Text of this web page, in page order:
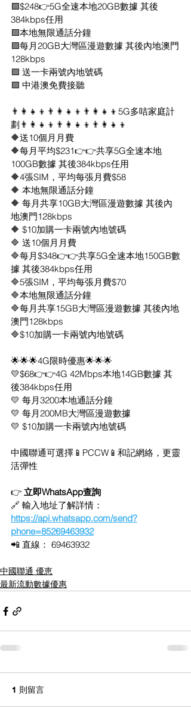
🟩$248👉5G全速本地20GB數據 其後
384kbps任用
🟩本地無限通話分鐘
🟩每月20GB大灣區漫遊數據 其後內地澳門
128kbps
🟩 送一卡兩號內地號碼
🟩 中港澳免費接聽
👨‍👩‍👧‍👦👨‍👩‍👧‍👦👨‍👩‍👧‍👦5G多咭家庭計
劃👨‍👩‍👧‍👦👨‍👩‍👧‍👦👨‍👩‍👧‍👦
🔶送10個月月費
🔶每月平均$231👉👉共享5G全速本地
100GB數據 其後384kbps任用
🔶4張SIM，平均每張月費$58
🔶 本地無限通話分鐘
🔶 每月共享10GB大灣區漫遊數據 其後內
地澳門128kbps
🔶 $10加購一卡兩號內地號碼
🔷 送10個月月費
🔷每月$348👉👉共享5G全速本地150GB數
據 其後384kbps任用
🔷5張SIM，平均每張月費$70
🔷本地無限通話分鐘
🔷每月共享15GB大灣區漫遊數據 其後內地
澳門128kbps
🔷$10加購一卡兩號內地號碼
🌟🌟🌟4G限時優惠🌟🌟🌟
💛$68👉👉4G 42Mbps本地14GB數據 其
後384kbps任用
💛 每月3200本地通話分鐘
💛 每月200MB大灣區漫遊數據
💛 $10加購一卡兩號內地號碼
中國聯通可選擇📱PCCW📱和記網絡，更靈
活彈性
👉 立即WhatsApp查詢
🔗 輸入地址了解詳情：
https://api.whatsapp.com/send?
phone=85269463932
📲 直線： 69463932
中國聯通 優恵
最新流動數據優惠
1 則留言